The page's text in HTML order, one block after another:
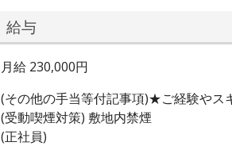
給与
月給 230,000円
(その他の手当等付記事項)★ご経験やス
(受動喫煙対策) 敷地内禁煙
(正社員)